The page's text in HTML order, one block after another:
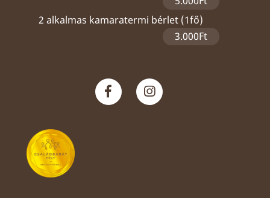
2 alkalmas kamaratermi bérlet (1fő)
3.000Ft